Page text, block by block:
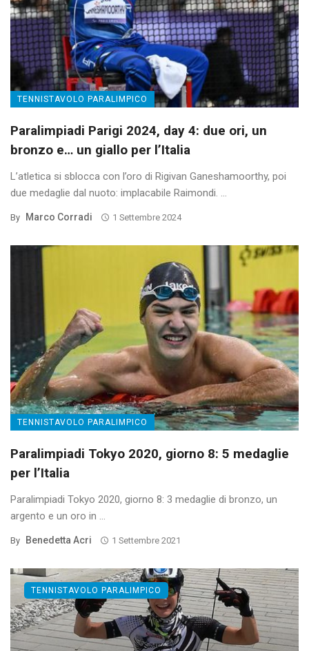
TENNISTAVOLO PARALIMPICO
Paralimpiadi Parigi 2024, day 4: due ori, un
bronzo e… un giallo per l’Italia
L’atletica si sblocca con l’oro di Rigivan Ganeshamoorthy, poi
due medaglie dal nuoto: implacabile Raimondi. ...
By Marco Corradi 1 Settembre 2024
TENNISTAVOLO PARALIMPICO
Paralimpiadi Tokyo 2020, giorno 8: 5 medaglie
per l’Italia
Paralimpiadi Tokyo 2020, giorno 8: 3 medaglie di bronzo, un
argento e un oro in ...
By Benedetta Acri 1 Settembre 2021
TENNISTAVOLO PARALIMPICO